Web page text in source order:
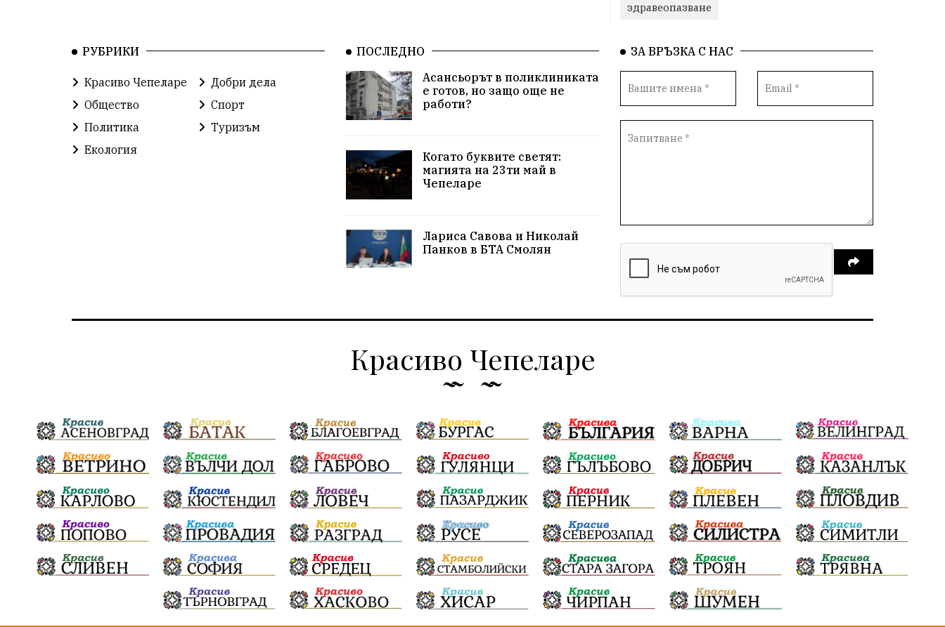
здравеопазване
РУБРИКИ
Красиво Чепеларе
Добри дела
Общество
Спорт
Политика
Туризъм
Екология
ПОСЛЕДНО
Асансьорът в поликлиниката
е готов, но защо още не
работи?
Когато буквите светят:
магията на 23ти май в
Чепеларе
Лариса Савова и Николай
Панков в БТА Смолян
ЗА ВРЪЗКА С НАС
Красиво Чепеларе